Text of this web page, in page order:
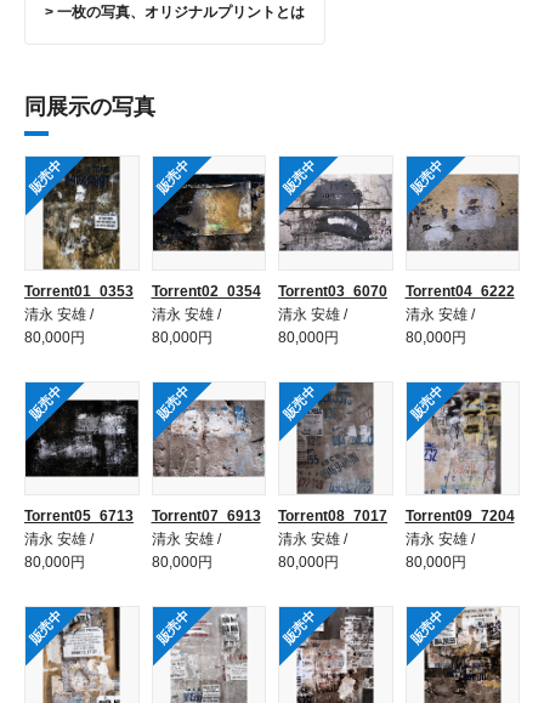
> 一枚の写真、オリジナルプリントとは
同展示の写真
販売中
Torrent01_0353
清永 安雄 /
80,000円
販売中
Torrent02_0354
清永 安雄 /
80,000円
販売中
Torrent03_6070
清永 安雄 /
80,000円
販売中
Torrent04_6222
清永 安雄 /
80,000円
販売中
Torrent05_6713
清永 安雄 /
80,000円
販売中
Torrent07_6913
清永 安雄 /
80,000円
販売中
Torrent08_7017
清永 安雄 /
80,000円
販売中
Torrent09_7204
清永 安雄 /
80,000円
販売中 販売中 販売中 販売中